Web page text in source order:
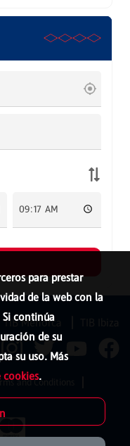
para prestar
de la web con la
continúa
de su
su uso. Más
cookies.
TIB Menorca
and Conditions